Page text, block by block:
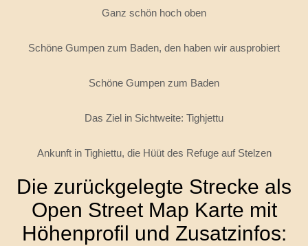
Ganz schön hoch oben
Schöne Gumpen zum Baden, den haben wir ausprobiert
Schöne Gumpen zum Baden
Das Ziel in Sichtweite: Tighjettu
Ankunft in Tighiettu, die Hüüt des Refuge auf Stelzen
Die zurückgelegte Strecke als
Open Street Map Karte mit
Höhenprofil und Zusatzinfos: